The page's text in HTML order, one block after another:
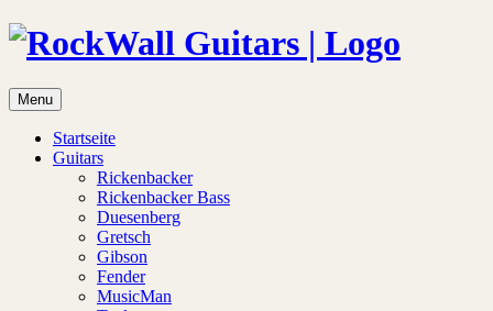
Menu
Startseite
Guitars
Rickenbacker
Rickenbacker Bass
Duesenberg
Gretsch
Gibson
Fender
MusicMan